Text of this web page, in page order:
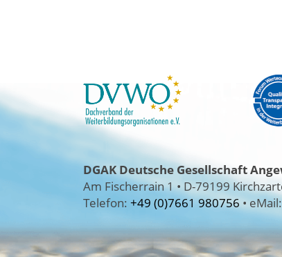
DGAKDeutsche Gesellschaft
Am Fischerrain 1• D-79199
Telefon: +49 (0)7661 980756 • eMail: